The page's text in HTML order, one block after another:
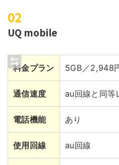
UQ mobile
料金プラン 5GB／2,948
通信速度 au回線と同等
電話機能 あり
使用回線 au回線